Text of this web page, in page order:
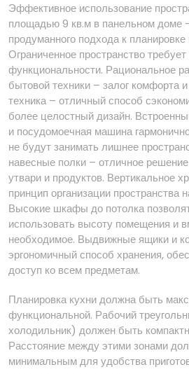
Эффективное использование
площадью 9 кв.м в панельном доме
продуманного подхода к
Ограниченное пространство
функциональности. Рациональное
бытовой техники – залог комфорта
техника – отличный способ
более целостный дизайн.
и посудомоечная машина
не будут занимать лишнее
навесные полки – отличное
утвари и продуктов. Вертикальное
принцип организации пространства
Высокие шкафы до потолка
использовать высоту помещения и
необходимое. Выдвижные ящики и
эргономичный способ хранения,
доступ ко всем предметам.
Планировка кухни должна быть
функциональной. Рабочий
холодильник) должен быть
Расстояние между этими зонами
минимальным для удобства